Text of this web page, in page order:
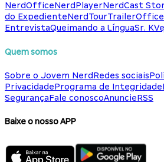
NerdOfficeNerdPlayerNerdCast
do ExpedienteNerdTourTrailerOffice
EntrevistaQueimando a LínguaSr. K
Quem somos
Sobre o Jovem NerdRedes sociais
PrivacidadePrograma de Integridade
SegurançaFale conoscoAnuncieRSS
Baixe o nosso APP